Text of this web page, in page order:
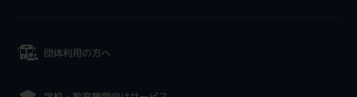
団体利用の方へ